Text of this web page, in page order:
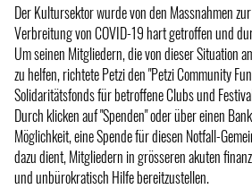
Der Kultursektor wurde von den Massnahmen
Verbreitung von COVID-19 hart getroffen und
Um seinen Mitgliedern, die von dieser Situation
zu helfen, richtete Petzi den "Petzi Community
Solidaritätsfonds für betroffene Clubs und
Durch klicken auf "Spenden" oder über einen
Möglichkeit, eine Spende für diesen Notfall-
dazu dient, Mitgliedern in grösseren akuten
und unbürokratisch Hilfe bereitzustellen.